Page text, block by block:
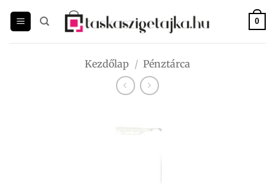
0
Kezdőlap / Pénztárca